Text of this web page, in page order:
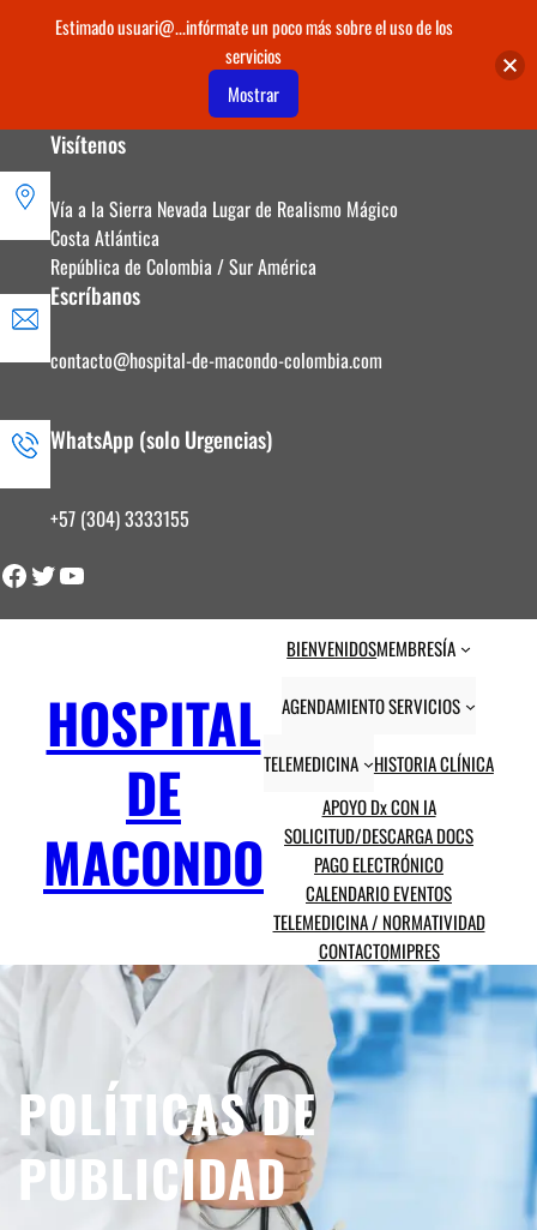
al
contenido
Visítenos
Vía a la Sierra Nevada Lugar de Realismo Mágico
Costa Atlántica
República de Colombia / Sur América
Escríbanos
contacto@hospital-de-macondo-colombia.com
WhatsApp (solo Urgencias)
+57 (304) 3333155
Facebook
TwitterYouTube
HOSPITAL
DE
MACONDO
BIENVENIDOSMEMBRESÍA
AGENDAMIENTO SERVICIOS
TELEMEDICINA
HISTORIA CLÍNICA
APOYO Dx CON IA
SOLICITUD/DESCARGA DOCS
PAGO ELECTRÓNICO
CALENDARIO EVENTOS
TELEMEDICINA / NORMATIVIDAD
CONTACTOMIPRES
POLÍTICAS DE
PUBLICIDAD
Estimado usuari@...infórmate un poco más sobre el uso de los
servicios
Mostrar